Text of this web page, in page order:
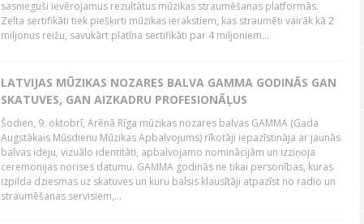
sasnieguši ievērojamus rezultātus mūzikas straumēšanas platformās.
Zelta sertifikāti tiek piešķirti mūzikas ierakstiem, kas straumēti vairāk kā 2
miljonus reižu, savukārt platīna sertifikāti par 4 miljoniem...
LATVIJAS MŪZIKAS NOZARES BALVA GAMMA GODINĀS GAN
SKATUVES, GAN AIZKADRU PROFESIONĀĻUS
Šodien, 9. oktobrī, Arēnā Rīga mūzikas nozares balvas GAMMA (Gada
Augstākais Mūsdienu Mūzikas Apbalvojums) rīkotāji iepazīstināja ar jaunās
balvas ideju, vizuālo identitāti, apbalvojamo nominācijām un izziņoja
ceremonijas norises datumu. GAMMA godinās ne tikai personības, kuras
izpilda dziesmas uz skatuves un kuru balsis klausītāji atpazīst no radio un
straumēšanas servisiem,...